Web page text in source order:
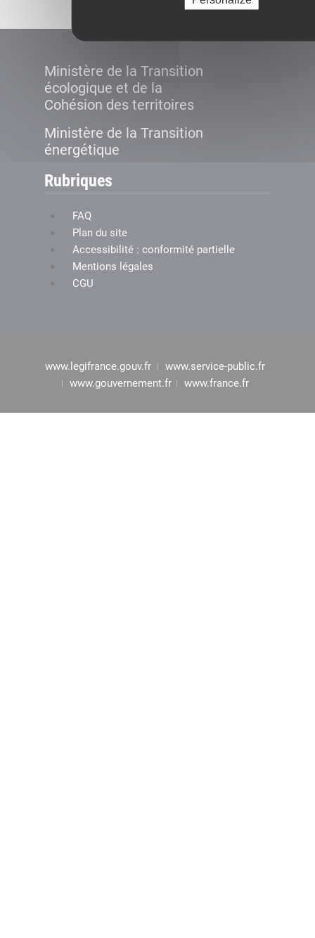
Ministère de la Transition
écologique et de la
Cohésion des territoires
Ministère de la Transition
énergétique
Rubriques
FAQ
Plan du site
Accessibilité : conformité partielle
Mentions légales
CGU
www.legifrance.gouv.fr
www.service-public.fr
www.gouvernement.fr
www.france.fr